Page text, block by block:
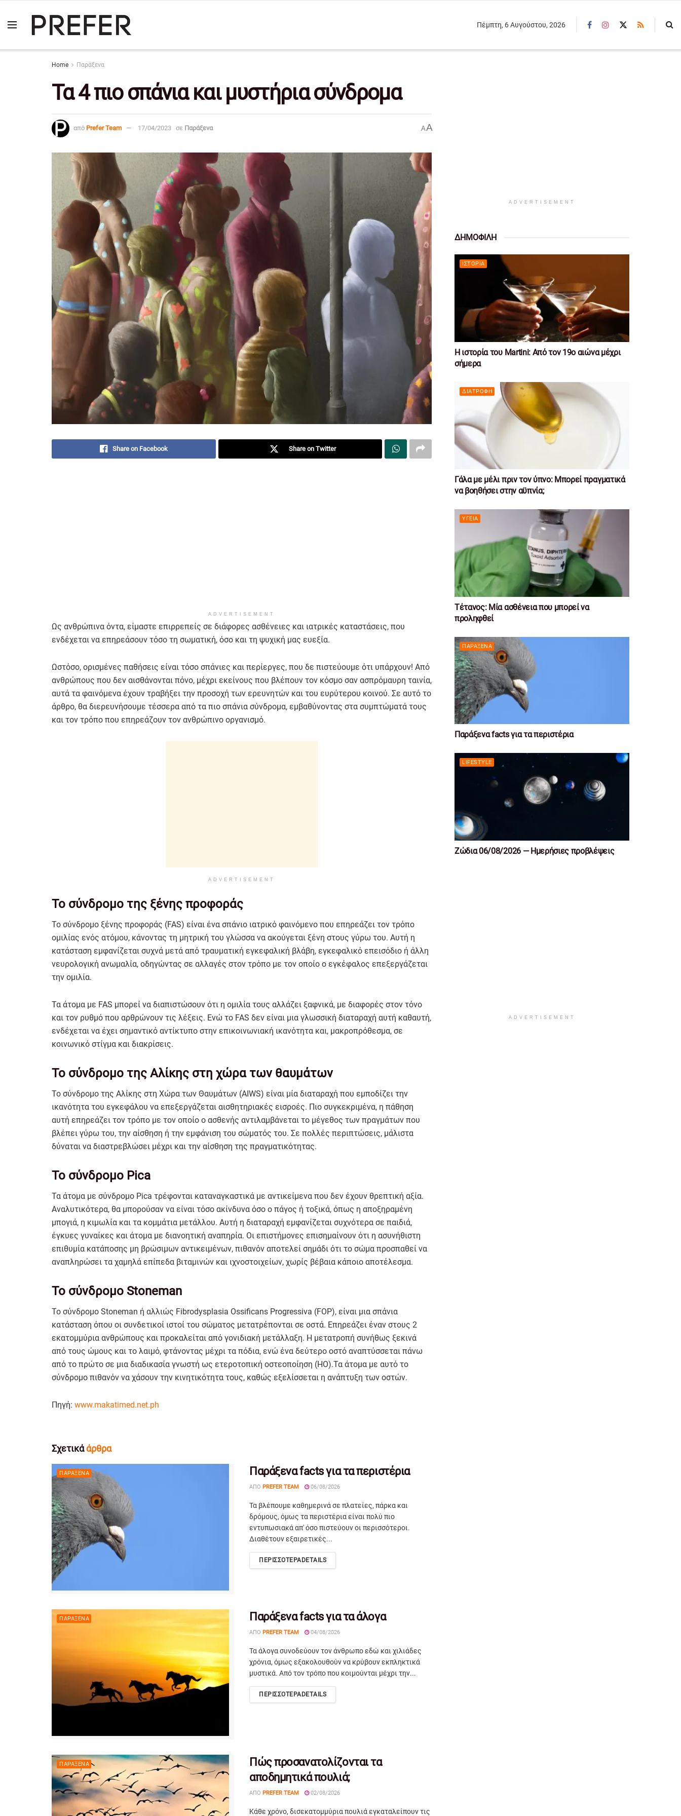
Πέμπτη, 6 Αυγούστου, 2026
Home Παράξενα
Τα 4 πιο σπάνια και μυστήρια σύνδρομα
από Prefer Team 17/04/2023 σε Παράξενα AA
Share on Facebook Share on Twitter
ADVERTISEMENT
Ως ανθρώπινα όντα, είμαστε επιρρεπείς σε διάφορες ασθένειες και ιατρικές καταστάσεις, που
ενδέχεται να επηρεάσουν τόσο τη σωματική, όσο και τη ψυχική μας ευεξία.
Ωστόσο, ορισμένες παθήσεις είναι τόσο σπάνιες και περίεργες, που δε πιστεύουμε ότι υπάρχουν! Από
ανθρώπους που δεν αισθάνονται πόνο, μέχρι εκείνους που βλέπουν τον κόσμο σαν ασπρόμαυρη ταινία,
αυτά τα φαινόμενα έχουν τραβήξει την προσοχή των ερευνητών και του ευρύτερου κοινού. Σε αυτό το
άρθρο, θα διερευνήσουμε τέσσερα από τα πιο σπάνια σύνδρομα, εμβαθύνοντας στα συμπτώματά τους
και τον τρόπο που επηρεάζουν τον ανθρώπινο οργανισμό.
ADVERTISEMENT
Το σύνδρομο της ξένης προφοράς
Το σύνδρομο ξένης προφοράς (FAS) είναι ένα σπάνιο ιατρικό φαινόμενο που επηρεάζει τον τρόπο
ομιλίας ενός ατόμου, κάνοντας τη μητρική του γλώσσα να ακούγεται ξένη στους γύρω του. Αυτή η
κατάσταση εμφανίζεται συχνά μετά από τραυματική εγκεφαλική βλάβη, εγκεφαλικό επεισόδιο ή άλλη
νευρολογική ανωμαλία, οδηγώντας σε αλλαγές στον τρόπο με τον οποίο ο εγκέφαλος επεξεργάζεται
την ομιλία.
Τα άτομα με FAS μπορεί να διαπιστώσουν ότι η ομιλία τους αλλάζει ξαφνικά, με διαφορές στον τόνο
και τον ρυθμό που αρθρώνουν τις λέξεις. Ενώ το FAS δεν είναι μια γλωσσική διαταραχή αυτή καθαυτή,
ενδέχεται να έχει σημαντικό αντίκτυπο στην επικοινωνιακή ικανότητα και, μακροπρόθεσμα, σε
κοινωνικό στίγμα και διακρίσεις.
Το σύνδρομο της Αλίκης στη χώρα των θαυμάτων
Το σύνδρομο της Αλίκης στη Χώρα των Θαυμάτων (AIWS) είναι μία διαταραχή που εμποδίζει την
ικανότητα του εγκεφάλου να επεξεργάζεται αισθητηριακές εισροές. Πιο συγκεκριμένα, η πάθηση
αυτή επηρεάζει τον τρόπο με τον οποίο ο ασθενής αντιλαμβάνεται το μέγεθος των πραγμάτων που
βλέπει γύρω του, την αίσθηση ή την εμφάνιση του σώματός του. Σε πολλές περιπτώσεις, μάλιστα
δύναται να διαστρεβλώσει μέχρι και την αίσθηση της πραγματικότητας.
Το σύνδρομο Pica
Τα άτομα με σύνδρομο Pica τρέφονται καταναγκαστικά με αντικείμενα που δεν έχουν θρεπτική αξία.
Αναλυτικότερα, θα μπορούσαν να είναι τόσο ακίνδυνα όσο ο πάγος ή τοξικά, όπως η αποξηραμένη
μπογιά, η κιμωλία και τα κομμάτια μετάλλου. Αυτή η διαταραχή εμφανίζεται συχνότερα σε παιδιά,
έγκυες γυναίκες και άτομα με διανοητική αναπηρία. Οι επιστήμονες επισημαίνουν ότι η ασυνήθιστη
επιθυμία κατάποσης μη βρώσιμων αντικειμένων, πιθανόν αποτελεί σημάδι ότι το σώμα προσπαθεί να
αναπληρώσει τα χαμηλά επίπεδα βιταμινών και ιχνοστοιχείων, χωρίς βέβαια κάποιο αποτέλεσμα.
Το σύνδρομο Stoneman
Το σύνδρομο Stoneman ή αλλιώς Fibrodysplasia Ossificans Progressiva (FOP), είναι μια σπάνια
κατάσταση όπου οι συνδετικοί ιστοί του σώματος μετατρέπονται σε οστά. Επηρεάζει έναν στους 2
εκατομμύρια ανθρώπους και προκαλείται από γονιδιακή μετάλλαξη. Η μετατροπή συνήθως ξεκινά
από τους ώμους και το λαιμό, φτάνοντας μέχρι τα πόδια, ενώ ένα δεύτερο οστό αναπτύσσεται πάνω
από το πρώτο σε μια διαδικασία γνωστή ως ετεροτοπική οστεοποίηση (HO).Τα άτομα με αυτό το
σύνδρομο πιθανόν να χάσουν την κινητικότητα τους, καθώς εξελίσσεται η ανάπτυξη των οστών.
Πηγή: www.makatimed.net.ph
Σχετικάάρθρα
ΠΑΡΆΞΕΝΑ Παράξενα facts για τα περιστέρια
ΑΠΌ PREFER TEAM 06/08/2026
Τα βλέπουμε καθημερινά σε πλατείες, πάρκα και
δρόμους, όμως τα περιστέρια είναι πολύ πιο
εντυπωσιακά απ' όσο πιστεύουν οι περισσότεροι.
Διαθέτουν εξαιρετικές...
ΠΕΡΙΣΣΟΤΕΡΑDETAILS
ΠΑΡΆΞΕΝΑ Παράξενα facts για τα άλογα
ΑΠΌ PREFER TEAM 04/08/2026
Τα άλογα συνοδεύουν τον άνθρωπο εδώ και χιλιάδες
χρόνια, όμως εξακολουθούν να κρύβουν εκπληκτικά
μυστικά. Από τον τρόπο που κοιμούνται μέχρι την...
ΠΕΡΙΣΣΟΤΕΡΑ DETAILS
ΠΑΡΆΞΕΝΑ
Πώς προσανατολίζονται τα
αποδημητικά πουλιά;
ΑΠΌ PREFER TEAM 02/08/2026
Κάθε χρόνο, δισεκατομμύρια πουλιά εγκαταλείπουν τις
ADVERTISEMENT
ΔΗΜΟΦΙΛΗ
ΙΣΤΟΡΊΑ
Η ιστορία του Martini: Από τον 19ο αιώνα μέχρι
σήμερα
ΔΙΑΤΡΟΦΉ
Γάλα με μέλι πριν τον ύπνο: Μπορεί πραγματικά
να βοηθήσει στην αϋπνία;
ΥΓΕΊΑ
Τέτανος: Μία ασθένεια που μπορεί να
προληφθεί
ΠΑΡΆΞΕΝΑ
Παράξενα facts για τα περιστέρια
LIFESTYLE
Ζώδια 06/08/2026 — Ημερήσιες προβλέψεις
ADVERTISEMENT